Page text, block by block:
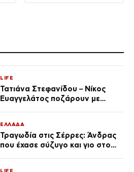
LIFE
Τατιάνα Στεφανίδου – Νίκος
Ευαγγελάτος ποζάρουν με
ΕΛΛΑΔΑ
Τραγωδία στις Σέρρες: Άνδρας
που έχασε σύζυγο και γιο στο
LIFE